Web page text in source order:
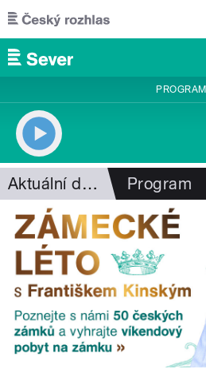
Přejít k hlavnímu obsahu
PROGRAM
Aktuální dění Program